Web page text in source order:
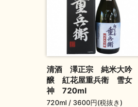
清酒 澤正宗 純米大吟
醸 紅花屋重兵衛 雪女
神 720ml
720ml
3600円(税抜き)